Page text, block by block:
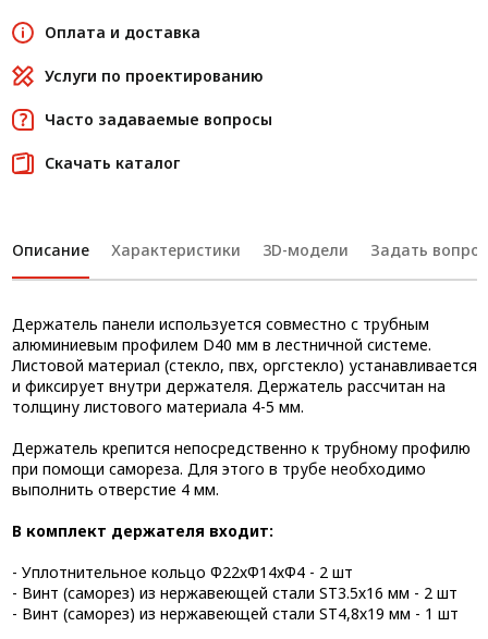
Оплата и доставка
Услуги по проектированию
Часто задаваемые вопросы
Скачать каталог
Описание Характеристики 3D-модели Задать
Держатель панели используется совместно с трубным
алюминиевым профилем D40 мм в лестничной системе.
Листовой материал (стекло, пвх, оргстекло) устанавливается
и фиксирует внутри держателя. Держатель рассчитан на
толщину листового материала 4-5 мм.
Держатель крепится непосредственно к трубному профилю
при помощи самореза. Для этого в трубе необходимо
выполнить отверстие 4 мм.
В комплект держателя входит:
- Уплотнительное кольцо Ф22хФ14хФ4 - 2 шт
- Винт (саморез) из нержавеющей стали ST3.5х16 мм - 2 шт
- Винт (саморез) из нержавеющей стали ST4,8х19 мм - 1 шт